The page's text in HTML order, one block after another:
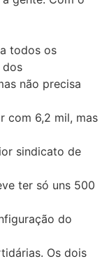
todos os
dos
não precisa
com 6,2 mil, mas
sindicato de
ter só uns 500
do
Os dois